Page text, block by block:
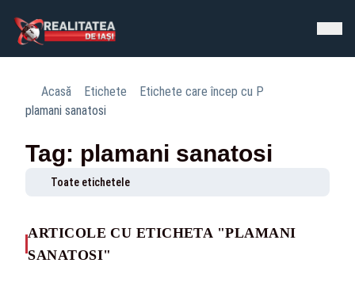
Acasă Etichete
Etichete care încep cu P
plamani sanatosi
Tag: plamani sanatosi
Toate etichetele
ARTICOLE CU ETICHETA "PLAMANI
SANATOSI"